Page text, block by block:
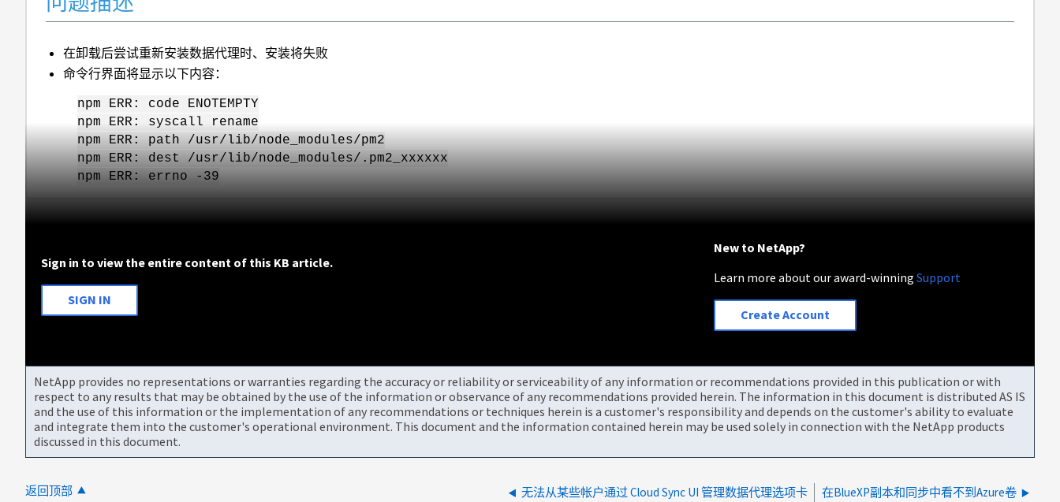
在卸载后尝试重新安装数据代理时、安装将失败
命令行界面将显示以下内容：
npm ERR: code ENOTEMPTY
npm ERR: syscall rename
npm ERR: path /usr/lib/node_modules/pm2
npm ERR: dest /usr/lib/node_modules/.pm2_xxxxxx
npm ERR: errno -39
Sign in to view the entire content of this KB article.
SIGN IN
New to NetApp?
Learn more about our award-winningSupport
Create Account
NetApp provides no representations or warranties regarding the accuracy or reliability or serviceability of any information or recommendations provided in this publication or with
respect to any results that may be obtained by the use of the information or observance of any recommendations provided herein. The information in this document is distributed AS IS
and the use of this information or the implementation of any recommendations or techniques herein is a customer's responsibility and depends on the customer's ability to evaluate
and integrate them into the customer's operational environment. This document and the information contained herein may be used solely in connection with the NetApp products
discussed in this document.
返回顶部 无法从某些帐户通过 Cloud Sync UI 管理数据代理选项卡 在BlueXP副本和同步中看不到Azure卷